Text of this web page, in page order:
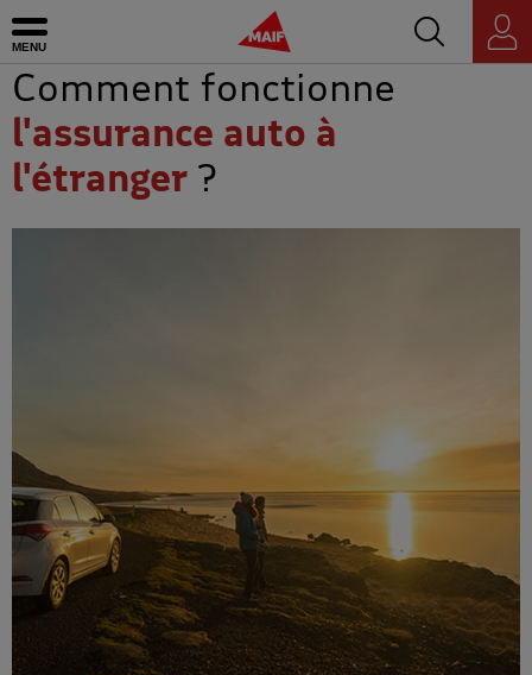
Ouvrir le menu MAIF - Allez à l'accueil de maif.fr
Accédez au
Espace
personnel
Comment fonctionne
l'assurance auto à
l'étranger ?